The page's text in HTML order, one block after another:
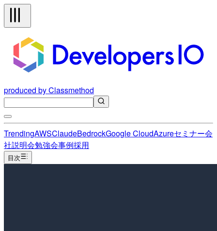
produced by Classmethod
TrendingAWSClaudeBedrockGoogle CloudAzureセミナー会
社説明会勉強会事例採用
目次